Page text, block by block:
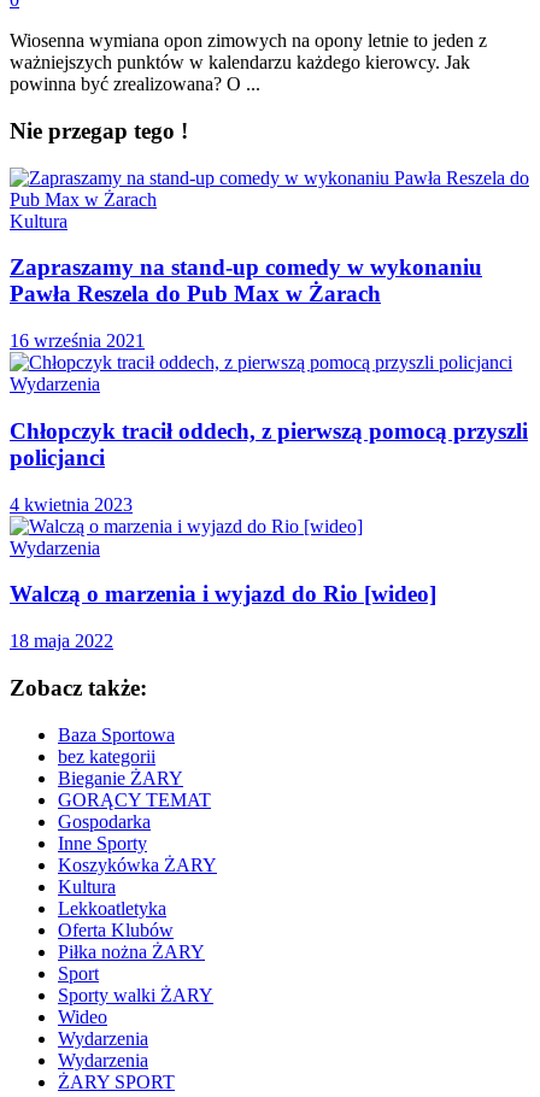
Wiosenna wymiana opon zimowych na opony letnie to jeden z
ważniejszych punktów w kalendarzu każdego kierowcy. Jak
powinna być zrealizowana? O ...
Nie przegap tego !
Kultura
Zapraszamy na stand-up comedy w wykonaniu
Pawła Reszela do Pub Max w Żarach
16 września 2021
Wydarzenia
Chłopczyk tracił oddech, z pierwszą pomocą przyszli
policjanci
4 kwietnia 2023
Wydarzenia
Walczą o marzenia i wyjazd do Rio [wideo]
18 maja 2022
Zobacz także:
Baza Sportowa
bez kategorii
Bieganie ŻARY
GORĄCY TEMAT
Gospodarka
Inne Sporty
Koszykówka ŻARY
Kultura
Lekkoatletyka
Oferta Klubów
Piłka nożna ŻARY
Sport
Sporty walki ŻARY
Wideo
Wydarzenia
Wydarzenia
ŻARY SPORT